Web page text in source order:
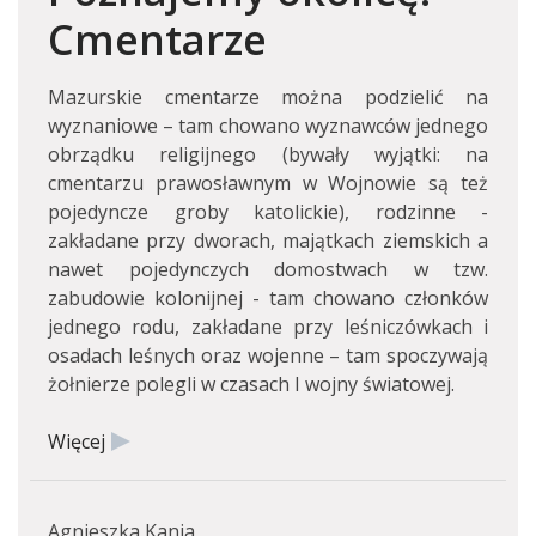
Cmentarze
Mazurskie cmentarze można podzielić na
wyznaniowe – tam chowano wyznawców jednego
obrządku religijnego (bywały wyjątki: na
cmentarzu prawosławnym w Wojnowie są też
pojedyncze groby katolickie), rodzinne -
zakładane przy dworach, majątkach ziemskich a
nawet pojedynczych domostwach w tzw.
zabudowie kolonijnej - tam chowano członków
jednego rodu, zakładane przy leśniczówkach i
osadach leśnych oraz wojenne – tam spoczywają
żołnierze polegli w czasach I wojny światowej.
Więcej